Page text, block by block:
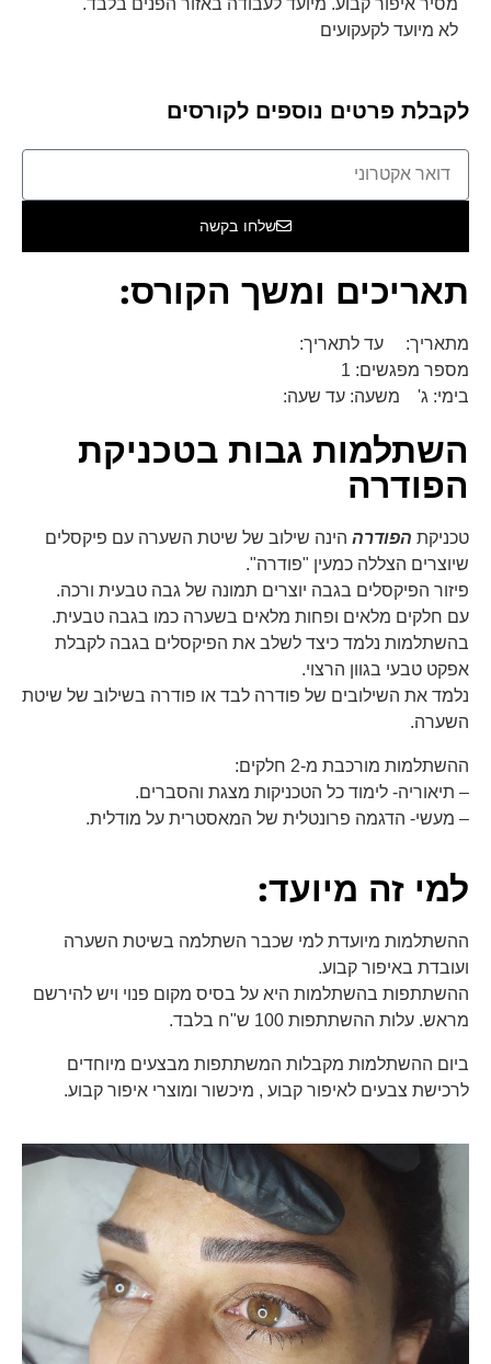
לא מיועד לקעקועים
לקבלת פרטים נוספים לקורסים
שלחו בקשה
תאריכים ומשך הקורס:
מתאריך: עד לתאריך:
מספר מפגשים: 1
בימי: ג' משעה: עד שעה:
השתלמות גבות בטכניקת
הפודרה
טכניקת הפודרה הינה שילוב של שיטת השערה עם פיקסלים
שיוצרים הצללה כמעין "פודרה".
פיזור הפיקסלים בגבה יוצרים תמונה של גבה טבעית ורכה.
עם חלקים מלאים ופחות מלאים בשערה כמו בגבה טבעית.
בהשתלמות נלמד כיצד לשלב את הפיקסלים בגבה לקבלת
אפקט טבעי בגוון הרצוי.
נלמד את השילובים של פודרה לבד או פודרה בשילוב של שיטת
השערה.
ההשתלמות מורכבת מ-2 חלקים:
– תיאוריה- לימוד כל הטכניקות מצגת והסברים.
– מעשי- הדגמה פרונטלית של המאסטרית על מודלית.
למי זה מיועד:
ההשתלמות מיועדת למי שכבר השתלמה בשיטת השערה
ועובדת באיפור קבוע.
ההשתתפות בהשתלמות היא על בסיס מקום פנוי ויש להירשם
מראש. עלות ההשתתפות 100 ש"ח בלבד.
ביום ההשתלמות מקבלות המשתתפות מבצעים מיוחדים
לרכישת צבעים לאיפור קבוע , מיכשור ומוצרי איפור קבוע.